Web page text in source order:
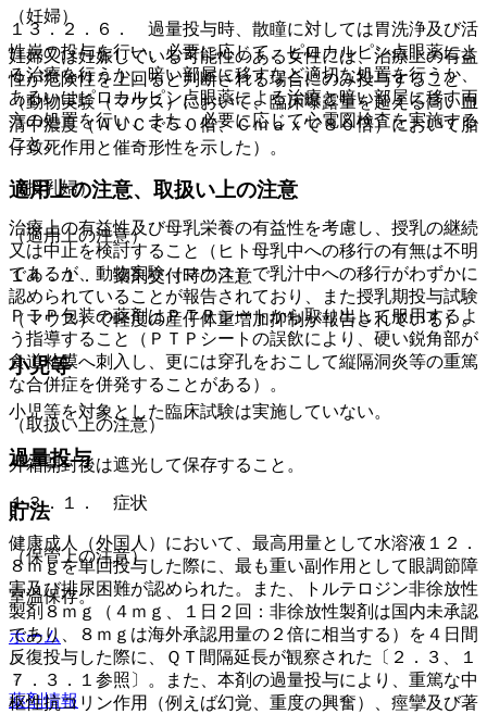
１３．２．６． 過量投与時、散瞳に対しては胃洗浄及び活
性炭の投与を行い、必要に応じて、ピロカルピン点眼薬によ
る治療を行うか、暗い部屋に移すなど適切な処置を行うか、
あるいはピロカルピン点眼薬による治療と暗い部屋に移す両
方の処置を行い、また、必要に応じて心電図検査を実施する
こと。
適用上の注意、取扱い上の注意
（適用上の注意）
１４．１． 薬剤交付時の注意
ＰＴＰ包装の薬剤はＰＴＰシートから取り出して服用するよ
う指導すること（ＰＴＰシートの誤飲により、硬い鋭角部が
食道粘膜へ刺入し、更には穿孔をおこして縦隔洞炎等の重篤
な合併症を併発することがある）。
（取扱い上の注意）
外箱開封後は遮光して保存すること。
貯法
（保管上の注意）
室温保存。
ホーム
薬剤情報
（妊婦）
妊婦又は妊娠している可能性のある女性には、治療上の有益
性が危険性を上回ると判断される場合にのみ投与すること
（動物実験（マウス）において、臨床曝露量を超える高い血
清中濃度（ＡＵＣで５０倍、Ｃｍａｘで８０倍）において胎
仔致死作用と催奇形性を示した）。
（授乳婦）
治療上の有益性及び母乳栄養の有益性を考慮し、授乳の継続
又は中止を検討すること（ヒト母乳中への移行の有無は不明
であるが、動物実験（マウス）で乳汁中への移行がわずかに
認められていることが報告されており、また授乳期投与試験
（マウス）で軽度の産仔体重増加抑制が報告されている）。
小児等
小児等を対象とした臨床試験は実施していない。
過量投与
１３．１． 症状
健康成人（外国人）において、最高用量として水溶液１２．
８ｍｇを単回投与した際に、最も重い副作用として眼調節障
害及び排尿困難が認められた。また、トルテロジン非徐放性
製剤８ｍｇ（４ｍｇ、１日２回：非徐放性製剤は国内未承認
であり、８ｍｇは海外承認用量の２倍に相当する）を４日間
反復投与した際に、ＱＴ間隔延長が観察された〔２．３、１
７．３．１参照〕。また、本剤の過量投与により、重篤な中
枢性抗コリン作用（例えば幻覚、重度の興奮）、痙攣及び著